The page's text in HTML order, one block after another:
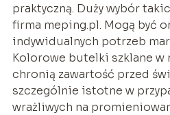
praktyczną. Duży wybór
firma meping.pl. Mogą być
indywidualnych potrzeb
Kolorowe butelki szklane w
chronią zawartość przed
szczególnie istotne w
wrażliwych na